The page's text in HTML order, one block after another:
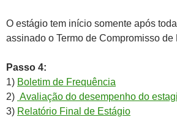
O estágio tem início somente após
assinado o Termo de Compromisso de
Passo 4:
1) Boletim de Frequência
2) Avaliação do desempenho do
3) Relatório Final de Estágio